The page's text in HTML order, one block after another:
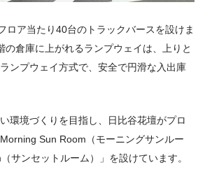
ロア当たり40台のトラックバースを設けま
の倉庫に上がれるランプウェイは、上りと
ンプウェイ方式で、安全で円滑な入出庫
環境づくりを目指し、日比谷花壇がプロ
Sun Room（モーニングサンルー
サンセットルーム）」を設けています。